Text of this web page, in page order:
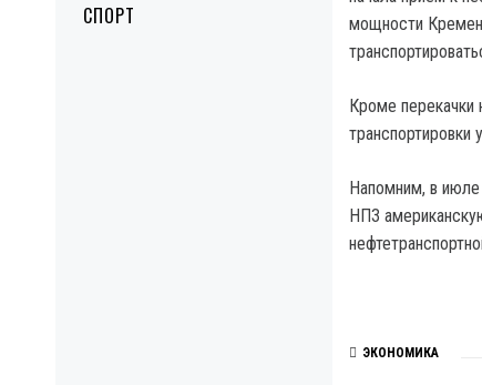
СПОРТ
мощности
Кроме перекачки
транспортировки
Напомним, в июле
НПЗ
ЭКОНОМИКА